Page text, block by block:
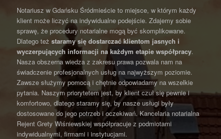
Notariusz w Gdańsku Śródmieście to miejsce, w którym każdy
klient może liczyć na indywidualne podejście. Zdajemy sobie
sprawę, że procedury notarialne mogą być skomplikowane.
Dlatego teżstaramy się dostarczać klientom jasnych i
wyczerpujących informacji na każdym etapie współpracy.
Nasza obszerna wiedza z zakresu prawa pozwala nam na
świadczenie profesjonalnych usług na najwyższym poziomie.
Zawsze służymy pomocą i chętnie odpowiadamy na wszelkie
pytania. Naszym priorytetem jest, by klient czuł się pewnie i
komfortowo, dlatego staramy się, by nasze usługi były
dostosowane do jego potrzeb i oczekiwań. Kancelaria notarialna
Rejent Grety Wiśniewskiej współpracuje z podmiotami
indywidualnymi, firmami i instytucjami.